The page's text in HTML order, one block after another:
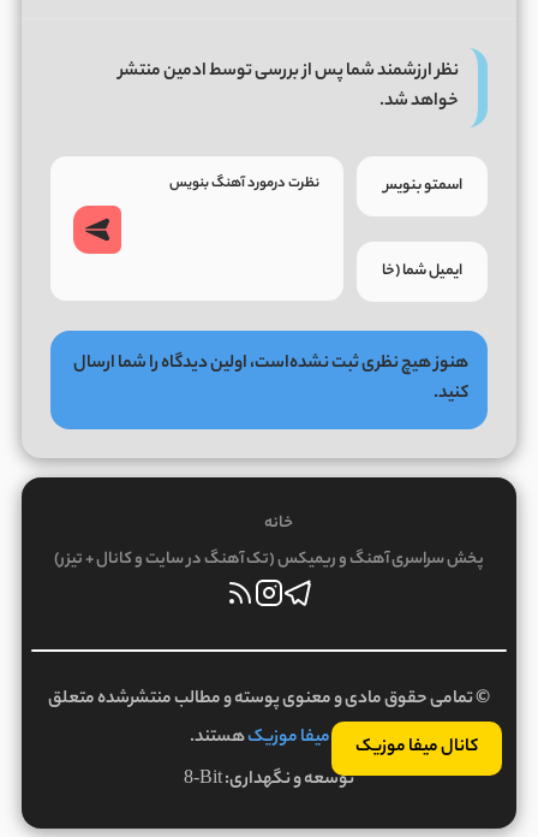
کانال میفا موزیک
نظر ارزشمند شما پس از بررسی توسط ادمین منتشر
خواهد شد.
هنوز هیچ نظری ثبت نشده‌است، اولین دیدگاه را شما ارسال
کنید.
خانه
پخش سراسری آهنگ و ریمیکس (تک آهنگ در سایت و کانال + تیزر)
© تمامی حقوق مادی و معنوی پوسته و مطالب منتشرشده متعلق
بهمیفا موزیکهستند.
توسعه و نگهداری:8-Bit